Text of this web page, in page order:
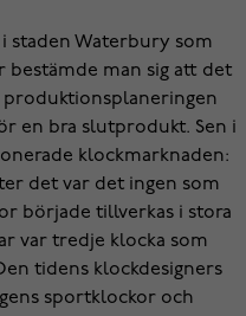
staden Waterbury som
bestämde man sig att det
produktionsplaneringen
en bra slutprodukt. Sen i
klockmarknaden:
det var det ingen som
började tillverkas i stora
var tredje klocka som
tidens klockdesigners
sportklockor och